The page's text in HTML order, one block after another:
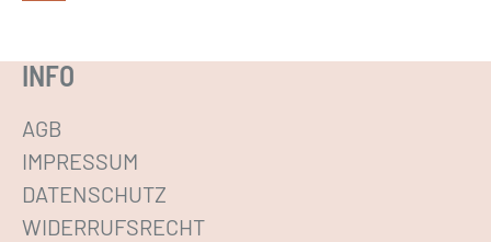
s
INFO
AGB
IMPRESSUM
DATENSCHUTZ
WIDERRUFSRECHT